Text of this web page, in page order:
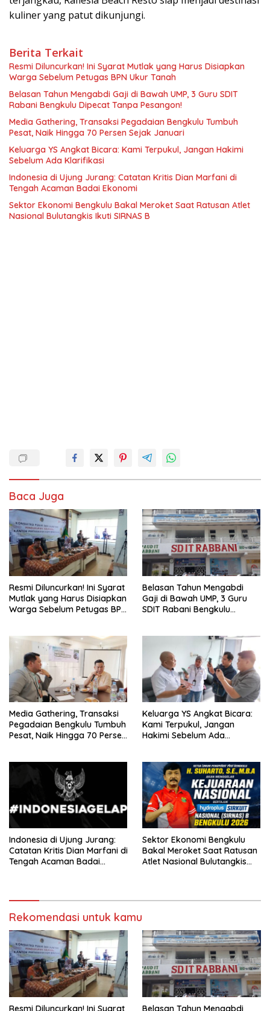
kuliner yang patut dikunjungi.
Berita Terkait
Resmi Diluncurkan! Ini Syarat Mutlak yang Harus Disiapkan
Warga Sebelum Petugas BPN Ukur Tanah
Belasan Tahun Mengabdi Gaji di Bawah UMP, 3 Guru SDIT
Rabani Bengkulu Dipecat Tanpa Pesangon!
Media Gathering, Transaksi Pegadaian Bengkulu Tumbuh
Pesat, Naik Hingga 70 Persen Sejak Januari
Keluarga YS Angkat Bicara: Kami Terpukul, Jangan Hakimi
Sebelum Ada Klarifikasi
Indonesia di Ujung Jurang: Catatan Kritis Dian Marfani di
Tengah Acaman Badai Ekonomi
Sektor Ekonomi Bengkulu Bakal Meroket Saat Ratusan Atlet
Nasional Bulutangkis Ikuti SIRNAS B
Baca Juga
Resmi Diluncurkan! Ini Syarat
Mutlak yang Harus Disiapkan
Warga Sebelum Petugas BPN
Belasan Tahun Mengabdi
Gaji di Bawah UMP, 3 Guru
SDIT Rabani Bengkulu
Media Gathering, Transaksi
Pegadaian Bengkulu Tumbuh
Pesat, Naik Hingga 70 Persen
Keluarga YS Angkat Bicara:
Kami Terpukul, Jangan
Hakimi Sebelum Ada
Indonesia di Ujung Jurang:
Catatan Kritis Dian Marfani di
Tengah Acaman Badai
Sektor Ekonomi Bengkulu
Bakal Meroket Saat Ratusan
Atlet Nasional Bulutangkis
Rekomendasi untuk kamu
Resmi Diluncurkan! Ini Syarat
Belasan Tahun Mengabdi